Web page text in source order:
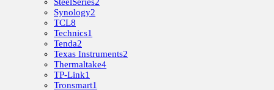
SteelSeries2
Synology2
TCL8
Technics1
Tenda2
Texas Instruments2
Thermaltake4
TP-Link1
Tronsmart1